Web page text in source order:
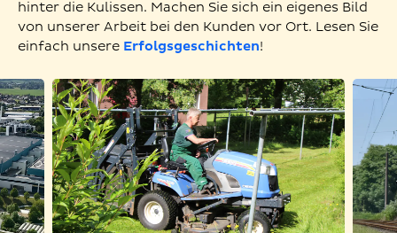
hinter die Kulissen. Machen Sie sich ein eigenes Bild
von unserer Arbeit bei den Kunden vor Ort. Lesen Sie
einfach unsere Erfolgsgeschichten!